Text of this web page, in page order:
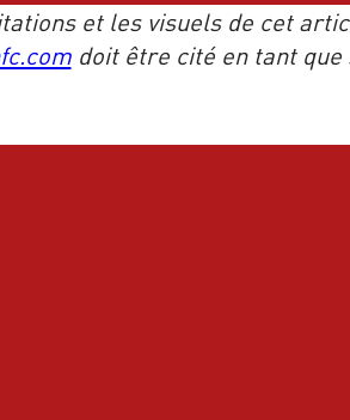
et les visuels de cet
doit être cité en tant que